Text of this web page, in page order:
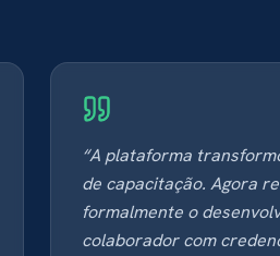
“A plataforma
de capacitação. Agora
formalmente o
colaborador com